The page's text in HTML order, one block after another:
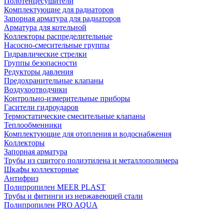
Комплектующие для радиаторов
Запорная арматура для радиаторов
Арматура для котельной
Коллекторы распределительные
Насосно-смесительные группы
Гидравлические стрелки
Группы безопасности
Редукторы давления
Предохранительные клапаны
Воздухоотводчики
Контрольно-измерительные приборы
Гасители гидроударов
Термостатические смесительные клапаны
Теплообменники
Комплектующие для отопления и водоснабжения
Коллекторы
Запорная арматура
Трубы из сшитого полиэтилена и металлополимера
Шкафы коллекторные
Антифриз
Полипропилен MEER PLAST
Трубы и фитинги из нержавеющей стали
Полипропилен PRO AQUA